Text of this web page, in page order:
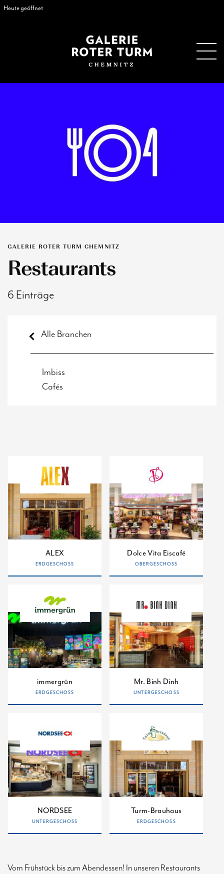
Heute geöffnet
GALERIE ROTER TURM CHEMNITZ
Restaurants
6 Einträge
Alle Branchen
Imbiss
Cafés
ALEX
ERDGESCHOSS
Dolce Vita Eiscafé
OBERGESCHOSS
immergrün
ERDGESCHOSS
Mr. Binh Dinh
UNTERGESCHOSS
NORDSEE
UNTERGESCHOSS
Turm-Brauhaus
ERDGESCHOSS
Vom Frühstück bis zum Abendessen! In unseren Restaurants